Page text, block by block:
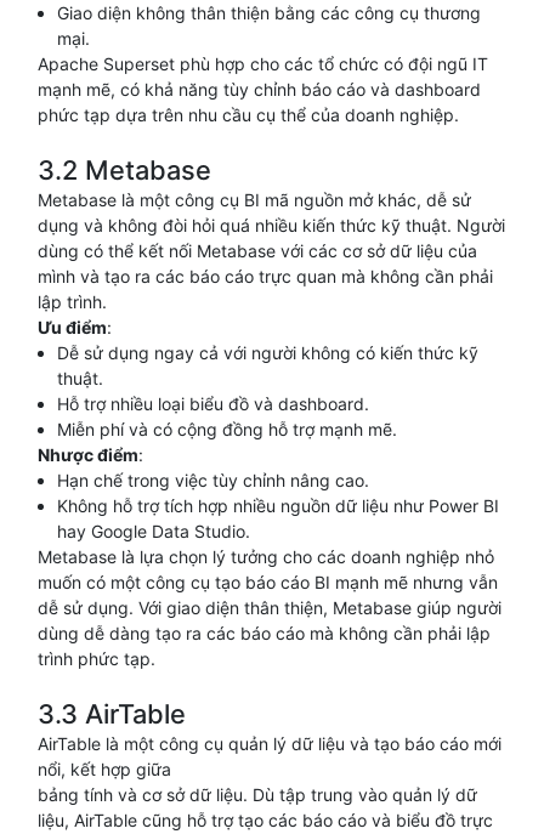
Giao diện không thân thiện bằng các công cụ thương
mại.
Apache Superset phù hợp cho các tổ chức có đội ngũ IT
mạnh mẽ, có khả năng tùy chỉnh báo cáo và dashboard
phức tạp dựa trên nhu cầu cụ thể của doanh nghiệp.
3.2 Metabase
Metabase là một công cụ BI mã nguồn mở khác, dễ sử
dụng và không đòi hỏi quá nhiều kiến thức kỹ thuật. Người
dùng có thể kết nối Metabase với các cơ sở dữ liệu của
mình và tạo ra các báo cáo trực quan mà không cần phải
lập trình.
Ưu điểm:
Dễ sử dụng ngay cả với người không có kiến thức kỹ
thuật.
Hỗ trợ nhiều loại biểu đồ và dashboard.
Miễn phí và có cộng đồng hỗ trợ mạnh mẽ.
Nhược điểm:
Hạn chế trong việc tùy chỉnh nâng cao.
Không hỗ trợ tích hợp nhiều nguồn dữ liệu như Power BI
hay Google Data Studio.
Metabase là lựa chọn lý tưởng cho các doanh nghiệp nhỏ
muốn có một công cụ tạo báo cáo BI mạnh mẽ nhưng vẫn
dễ sử dụng. Với giao diện thân thiện, Metabase giúp người
dùng dễ dàng tạo ra các báo cáo mà không cần phải lập
trình phức tạp.
3.3 AirTable
AirTable là một công cụ quản lý dữ liệu và tạo báo cáo mới
nổi, kết hợp giữa
bảng tính và cơ sở dữ liệu. Dù tập trung vào quản lý dữ
liệu, AirTable cũng hỗ trợ tạo các báo cáo và biểu đồ trực